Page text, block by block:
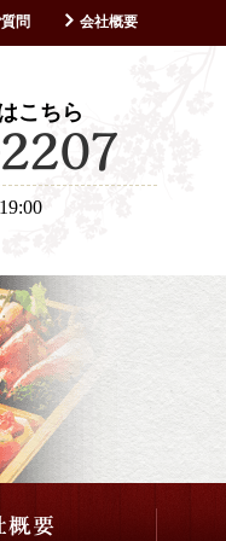
問 会社概要
こちら